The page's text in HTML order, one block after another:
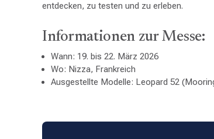
entdecken, zu testen und zu erleben.
Informationen zur Messe:
Wann: 19. bis 22. März 2026
Wo: Nizza, Frankreich
Ausgestellte Modelle: Leopard 52